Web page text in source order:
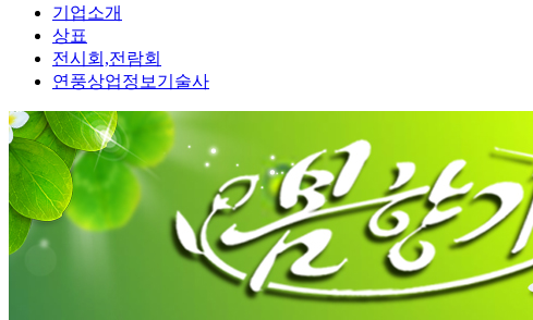
기업소개
상표
전시회,전람회
연풍상업정보기술사